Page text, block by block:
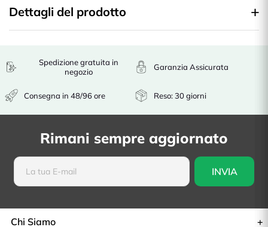
Dettagli del prodotto
Spedizione gratuita in
negozio
Consegna in 48/96 ore
Garanzia Assicurata
Reso: 30 giorni
Rimani sempre aggiornato
Chi Siamo